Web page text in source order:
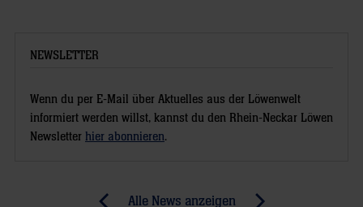
NEWSLETTER
Wenn du per E-Mail über Aktuelles aus der Löwenwelt
informiert werden willst, kannst du den Rhein-Neckar Löwen
Newsletter hier abonnieren.
Alle News anzeigen